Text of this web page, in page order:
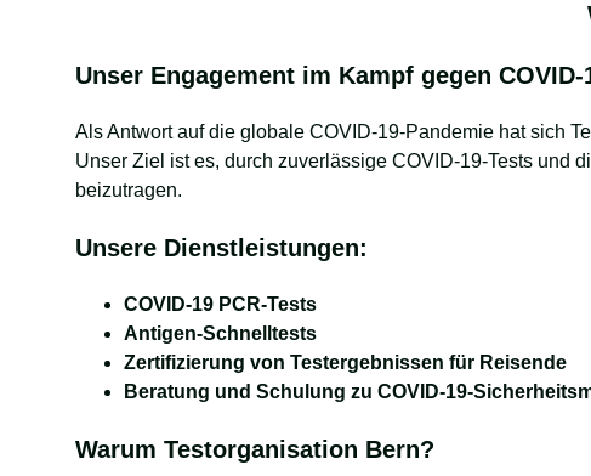
Unser Engagement im Kampf gegen COVID-
Als Antwort auf die globale COVID-19-Pandemie hat sich
Unser Ziel ist es, durch zuverlässige COVID-19-Tests und
beizutragen.
Unsere Dienstleistungen:
COVID-19 PCR-Tests
Antigen-Schnelltests
Zertifizierung von Testergebnissen für Reisende
Beratung und Schulung zu COVID-19-
Warum Testorganisation Bern?